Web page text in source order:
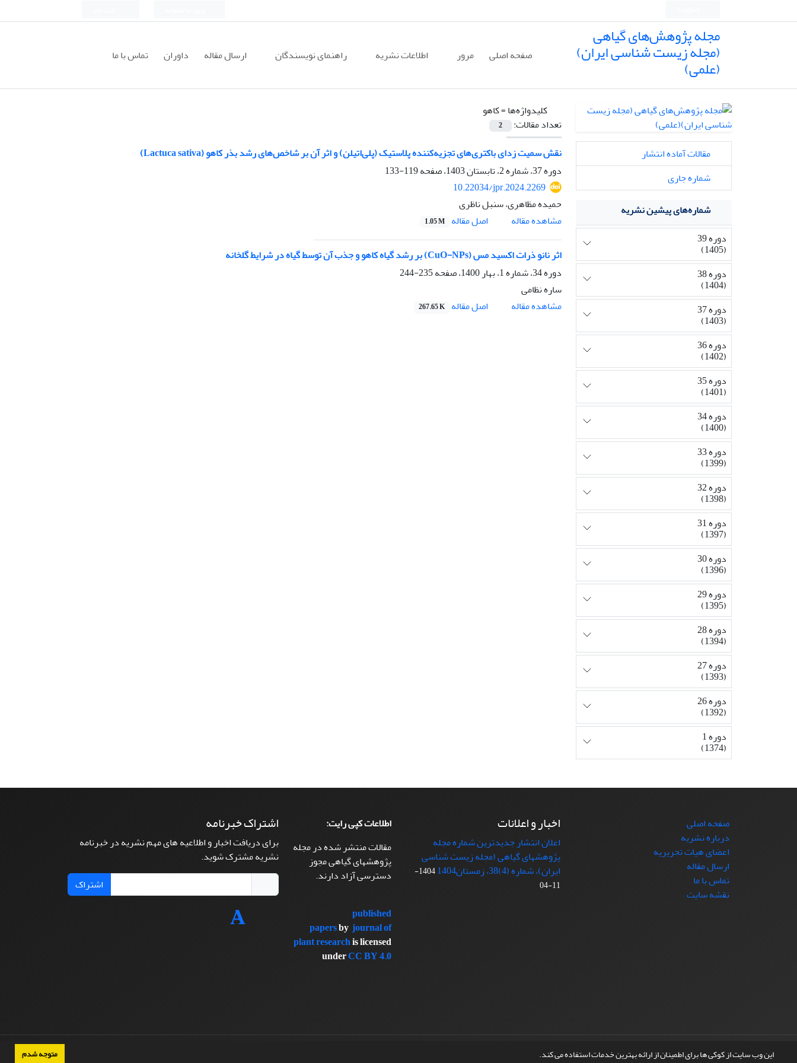
این وب سایت از کوکی ها برای اطمینان از ارائه بهترین خدمات استفاده می کند. متوجه شدم
مجله پژوهش‌های گیاهی
(مجله زیست شناسی ایران)
(علمی) صفحه اصلی مرور اطلاعات نشریه راهنمای نویسندگان ارسال مقاله داوران تماس با ما
کلیدواژه‌ها =کاهو
تعداد مقالات:
2
نقش سمیت زدای باکتری‌های تجزیه‌کننده پلاستیک (پلی‌اتیلن) و اثر آن بر شاخص‌های رشد بذر کاهو (Lactuca sativa)
دوره 37، شماره 2، تابستان 1403، صفحه
119-133
10.22034/jpr.2024.2269
حمیده مظاهری، سنبل ناظری
مشاهده مقاله
اصل مقاله 1.05 M
اثر نانو ذرات اکسید مس (CuO-NPs) بر رشد گیاه کاهو و جذب آن توسط گیاه در شرایط گلخانه
دوره 34، شماره 1، بهار 1400، صفحه
235-244
ساره نظامی
مشاهده مقاله
اصل مقاله 267.65 K
مقالات آماده انتشار
شماره جاری
شماره‌های پیشین نشریه
دوره 39
(1405)
دوره 38
(1404)
دوره 37
(1403)
دوره 36
(1402)
دوره 35
(1401)
دوره 34
(1400)
دوره 33
(1399)
دوره 32
(1398)
دوره 31
(1397)
دوره 30
(1396)
دوره 29
(1395)
دوره 28
(1394)
دوره 27
(1393)
دوره 26
(1392)
دوره 1
(1374)
صفحه اصلی
درباره نشریه
اعضای هیات تحریریه
ارسال مقاله
تماس با ما
نقشه سایت
اخبار و اعلانات
اعلان انتشار جدیدترین شماره مجله
پژوهشهای گیاهی (مجله زیست شناسی
ایران)، شماره (4)38، زمستان1404
1404-
11-04
اطلاعات کپی رایت:
مقالات منتشر شده در مجله
پژوهشهای گیاهی مجوز
دسترسی آزاد دارند.
published
papersbyjournal of
plant researchis licensed
underCC BY 4.0
اشتراک خبرنامه
برای دریافت اخبار و اطلاعیه های مهم نشریه در خبرنامه
نشریه مشترک شوید.
اشتراک
© سامانه مدیریت نشریات علمی.طراحی و پیاده سازی از